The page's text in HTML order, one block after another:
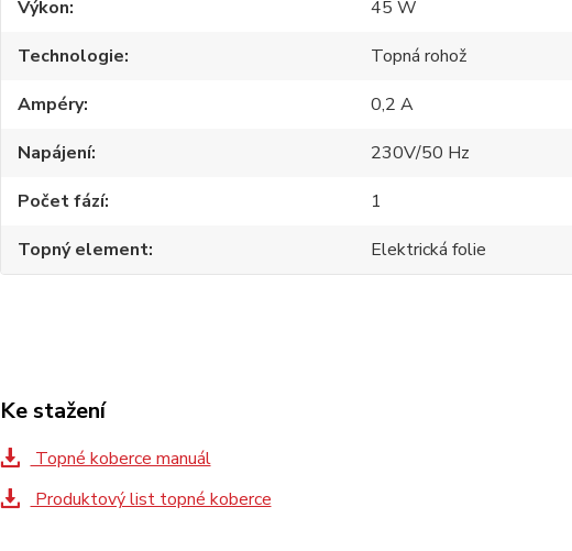
Výkon
45 W
Technologie
Topná rohož
Ampéry
0,2 A
Napájení
230V/50 Hz
Počet fází
1
Topný element
Elektrická folie
Ke stažení
Topné koberce manuál
Produktový list topné koberce